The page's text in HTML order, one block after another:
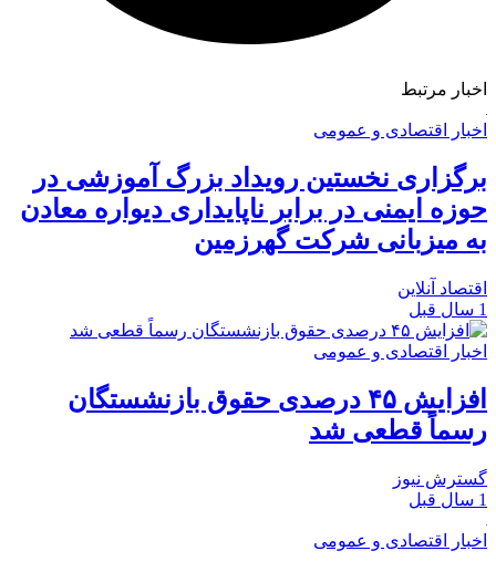
اخبار مرتبط
اخبار اقتصادی و عمومی
برگزاری نخستین رویداد بزرگ آموزشی در
حوزه ایمنی در برابر ناپایداری دیواره معادن
به میزبانی شرکت گهرزمین
اقتصاد آنلاین
1 سال قبل
اخبار اقتصادی و عمومی
افزایش ۴۵ درصدی حقوق بازنشستگان
رسماً قطعی شد
گسترش نیوز
1 سال قبل
اخبار اقتصادی و عمومی